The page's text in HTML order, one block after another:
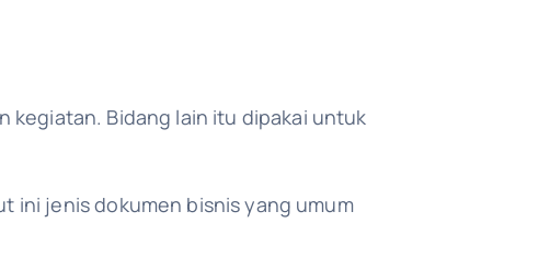
kegiatan. Bidang lain itu dipakai untuk
ini jenis dokumen bisnis yang umum